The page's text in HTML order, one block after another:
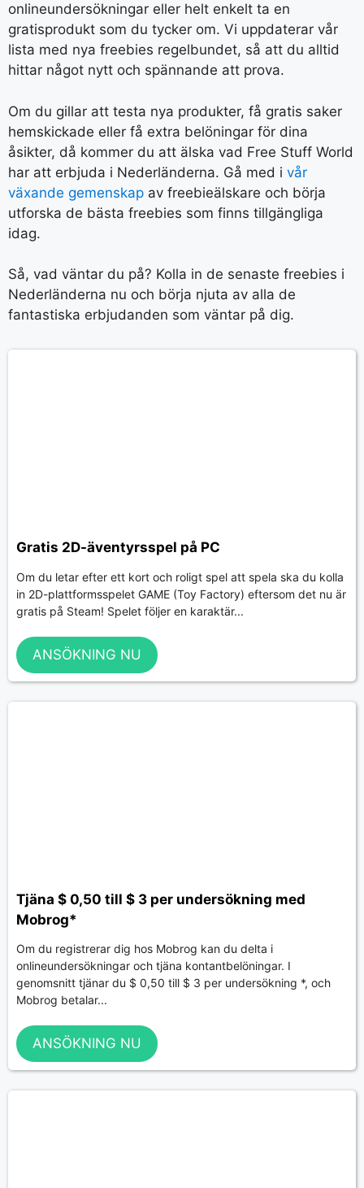
onlineundersökningar eller helt enkelt ta en
gratisprodukt som du tycker om. Vi uppdaterar vår
lista med nya freebies regelbundet, så att du alltid
hittar något nytt och spännande att prova.
Om du gillar att testa nya produkter, få gratis saker
hemskickade eller få extra belöningar för dina
åsikter, då kommer du att älska vad Free Stuff World
har att erbjuda i Nederländerna. Gå med i vår
växande gemenskap av freebieälskare och börja
utforska de bästa freebies som finns tillgängliga
idag.
Så, vad väntar du på? Kolla in de senaste freebies i
Nederländerna nu och börja njuta av alla de
fantastiska erbjudanden som väntar på dig.
Gratis 2D-äventyrsspel på PC
Om du letar efter ett kort och roligt spel att spela ska du kolla
in 2D-plattformsspelet GAME (Toy Factory) eftersom det nu är
gratis på Steam! Spelet följer en karaktär...
ANSÖKNING NU
Tjäna $ 0,50 till $ 3 per undersökning med
Mobrog*
Om du registrerar dig hos Mobrog kan du delta i
onlineundersökningar och tjäna kontantbelöningar. I
genomsnitt tjänar du $ 0,50 till $ 3 per undersökning *, och
Mobrog betalar...
ANSÖKNING NU